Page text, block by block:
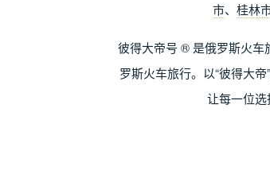
市、 桂林
彼得大帝号 ® 是俄罗斯火车
罗斯火车旅行。以“彼得大
让每一位